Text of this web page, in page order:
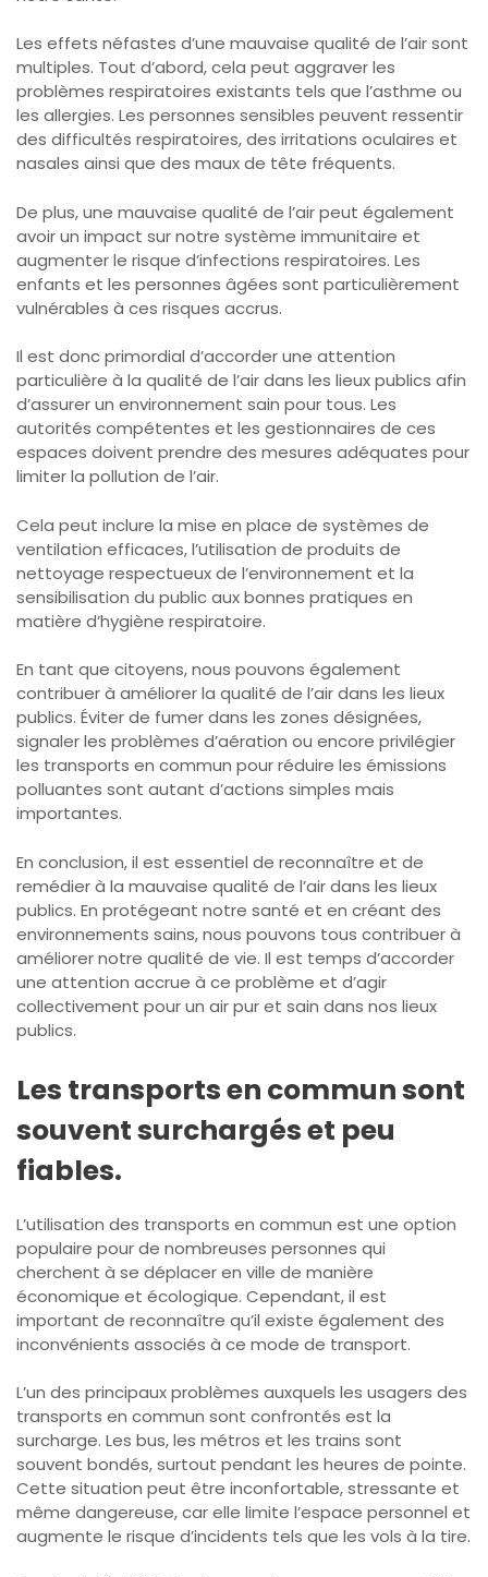
Les effets néfastes d’une mauvaise qualité de l’air sont
multiples. Tout d’abord, cela peut aggraver les
problèmes respiratoires existants tels que l’asthme ou
les allergies. Les personnes sensibles peuvent ressentir
des difficultés respiratoires, des irritations oculaires et
nasales ainsi que des maux de tête fréquents.
De plus, une mauvaise qualité de l’air peut également
avoir un impact sur notre système immunitaire et
augmenter le risque d’infections respiratoires. Les
enfants et les personnes âgées sont particulièrement
vulnérables à ces risques accrus.
Il est donc primordial d’accorder une attention
particulière à la qualité de l’air dans les lieux publics afin
d’assurer un environnement sain pour tous. Les
autorités compétentes et les gestionnaires de ces
espaces doivent prendre des mesures adéquates pour
limiter la pollution de l’air.
Cela peut inclure la mise en place de systèmes de
ventilation efficaces, l’utilisation de produits de
nettoyage respectueux de l’environnement et la
sensibilisation du public aux bonnes pratiques en
matière d’hygiène respiratoire.
En tant que citoyens, nous pouvons également
contribuer à améliorer la qualité de l’air dans les lieux
publics. Éviter de fumer dans les zones désignées,
signaler les problèmes d’aération ou encore privilégier
les transports en commun pour réduire les émissions
polluantes sont autant d’actions simples mais
importantes.
En conclusion, il est essentiel de reconnaître et de
remédier à la mauvaise qualité de l’air dans les lieux
publics. En protégeant notre santé et en créant des
environnements sains, nous pouvons tous contribuer à
améliorer notre qualité de vie. Il est temps d’accorder
une attention accrue à ce problème et d’agir
collectivement pour un air pur et sain dans nos lieux
publics.
Les transports en commun sont
souvent surchargés et peu
fiables.
L’utilisation des transports en commun est une option
populaire pour de nombreuses personnes qui
cherchent à se déplacer en ville de manière
économique et écologique. Cependant, il est
important de reconnaître qu’il existe également des
inconvénients associés à ce mode de transport.
L’un des principaux problèmes auxquels les usagers des
transports en commun sont confrontés est la
surcharge. Les bus, les métros et les trains sont
souvent bondés, surtout pendant les heures de pointe.
Cette situation peut être inconfortable, stressante et
même dangereuse, car elle limite l’espace personnel et
augmente le risque d’incidents tels que les vols à la tire.